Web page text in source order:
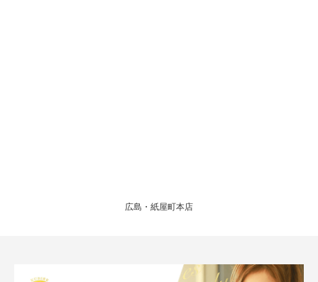
広島・紙屋町本店